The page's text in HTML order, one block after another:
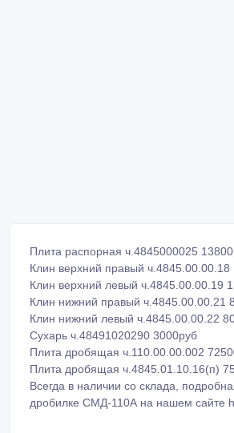
Плита распорная ч.4845000025
Клин верхний правый ч.4845.00.00.18
Клин верхний левый ч.4845.00.00.19
Клин нижний правый ч.4845.00.00.21
Клин нижний левый ч.4845.00.00.22
Сухарь ч.48491020290 3000руб
Плита дробящая ч.110.00.00.002
Плита дробящая ч.4845.01.10.16(п)
Всегда в наличии со склада,
дробилке СМД-110А на нашем сайте